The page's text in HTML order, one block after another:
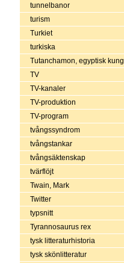
tunnelbanor
turism
Turkiet
turkiska
Tutanchamon, egyptisk kung
TV
TV-kanaler
TV-produktion
TV-program
tvångssyndrom
tvångstankar
tvångsäktenskap
tvärflöjt
Twain, Mark
Twitter
typsnitt
Tyrannosaurus rex
tysk litteraturhistoria
tysk skönlitteratur